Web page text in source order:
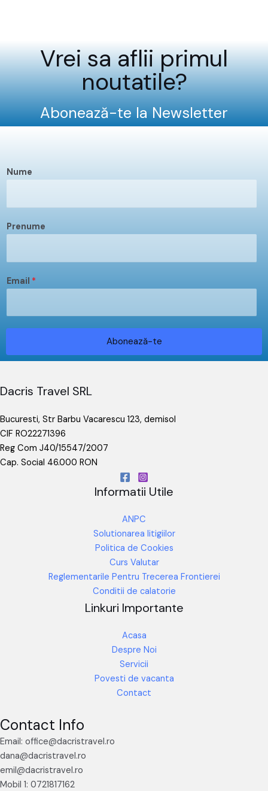
Vrei sa aflii primul
noutatile?
Abonează-te la Newsletter
Nume
Prenume
Email *
Abonează-te
Dacris Travel SRL
Bucuresti, Str Barbu Vacarescu 123, demisol
CIF RO22271396
Reg Com J40/15547/2007
Cap. Social 46.000 RON
Informatii Utile
ANPC
Solutionarea litigiilor
Politica de Cookies
Curs Valutar
Reglementarile Pentru Trecerea Frontierei
Conditii de calatorie
Linkuri Importante
Acasa
Despre Noi
Servicii
Povesti de vacanta
Contact
Contact Info
Email: office@dacristravel.ro
dana@dacristravel.ro
emil@dacristravel.ro
Mobil 1: 0721817162